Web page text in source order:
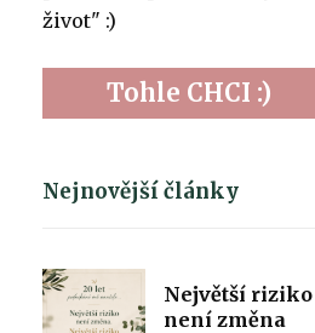
život" :)
Tohle CHCI :)
Nejnovější články
Největší riziko
není změna